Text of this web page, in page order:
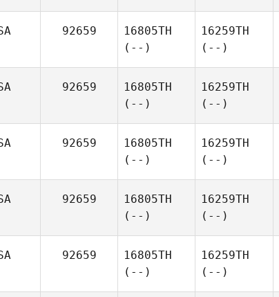
92659
16805TH
(--)
16259TH
(--)
92659
16805TH
(--)
16259TH
(--)
92659
16805TH
(--)
16259TH
(--)
92659
16805TH
(--)
16259TH
(--)
92659
16805TH
(--)
16259TH
(--)